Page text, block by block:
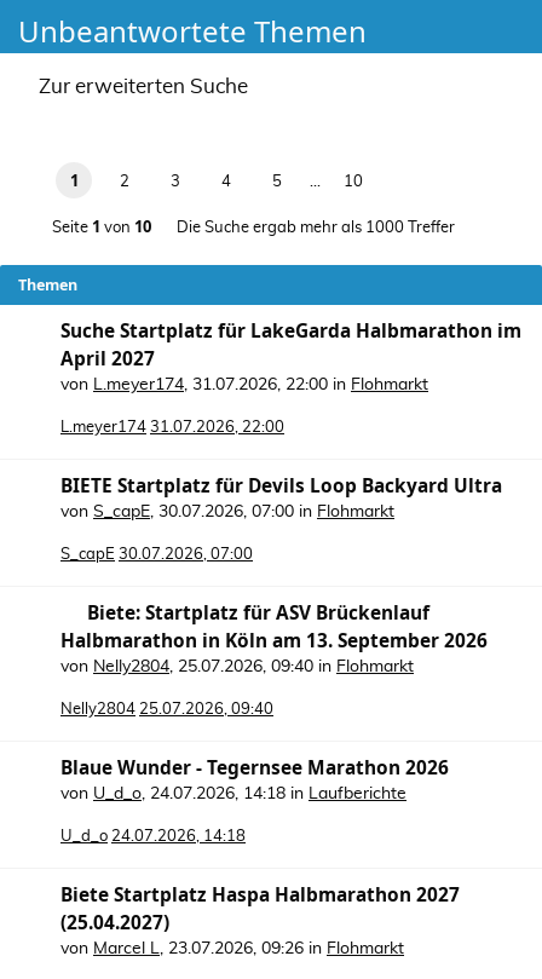
Unbeantwortete Themen
Zur erweiterten Suche
1 2 3 4 5 … 10
Seite 1 von 10 Die Suche ergab mehr als 1000 Treffer
Themen
Suche Startplatz für LakeGarda Halbmarathon im
April 2027
von L.meyer174, 31.07.2026, 22:00 in Flohmarkt
L.meyer174 31.07.2026, 22:00
BIETE Startplatz für Devils Loop Backyard Ultra
von S_capE, 30.07.2026, 07:00 in Flohmarkt
S_capE 30.07.2026, 07:00
Biete: Startplatz für ASV Brückenlauf
Halbmarathon in Köln am 13. September 2026
von Nelly2804, 25.07.2026, 09:40 in Flohmarkt
Nelly2804 25.07.2026, 09:40
Blaue Wunder - Tegernsee Marathon 2026
von U_d_o, 24.07.2026, 14:18 in Laufberichte
U_d_o 24.07.2026, 14:18
Biete Startplatz Haspa Halbmarathon 2027
(25.04.2027)
von Marcel L, 23.07.2026, 09:26 in Flohmarkt